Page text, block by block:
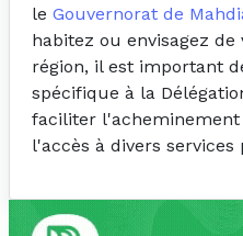
le Gouvernorat de
habitez ou envisagez
région, il est important
spécifique à la
faciliter
l'accès à divers services